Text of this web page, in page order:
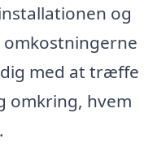
og
omkostningerne
med at træffe
omkring, hvem